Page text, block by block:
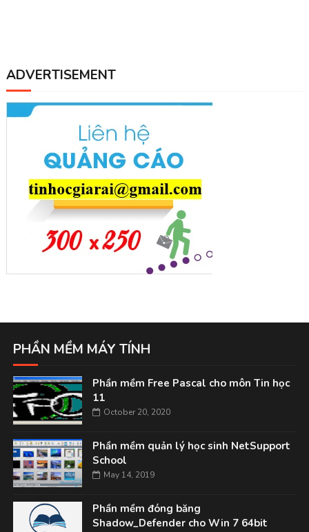
ADVERTISEMENT
PHẦN MỀM MÁY TÍNH
Phần mềm Free Pascal cho môn Tin học
11
October 20, 2020
Phần mềm quản lý học sinh NetSupport
School
May 14, 2019
Phần mềm đóng băng
Shadow_Defender cho Win 7 64bit